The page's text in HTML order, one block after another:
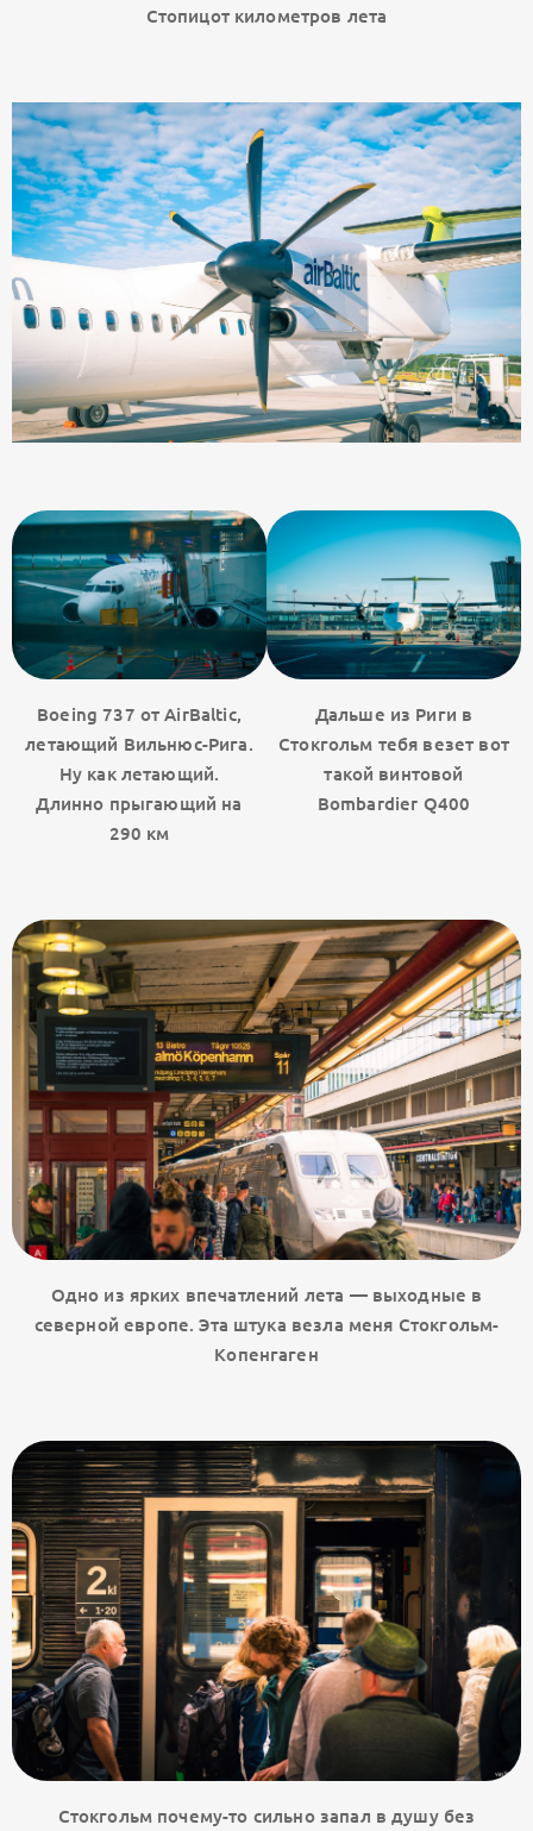
Стопицот километров лета
Boeing 737 от AirBaltic,
летающий Вильнюс-Рига.
Ну как летающий.
Длинно прыгающий на
290 км
Дальше из Риги в
Стокгольм тебя везет вот
такой винтовой
Bombardier Q400
Одно из ярких впечатлений лета — выходные в
северной европе. Эта штука везла меня Стокгольм-
Копенгаген
Стокгольм почему-то сильно запал в душу без